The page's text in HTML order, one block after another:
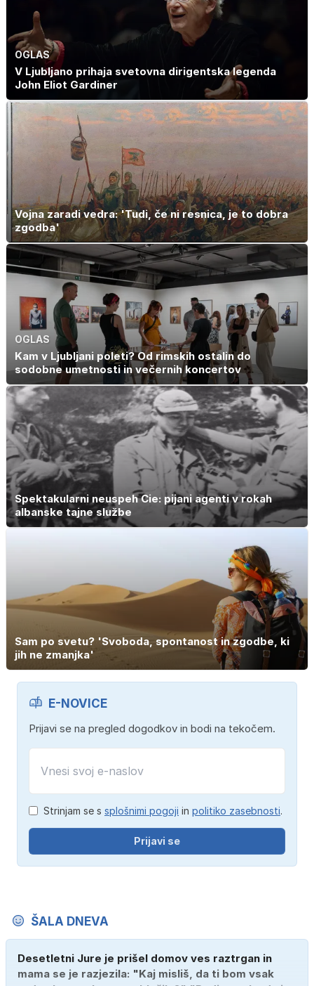
OGLAS
V Ljubljano prihaja svetovna dirigentska legenda
John Eliot Gardiner
Vojna zaradi vedra: 'Tudi, če ni resnica, je to dobra
zgodba'
OGLAS
Kam v Ljubljani poleti? Od rimskih ostalin do
sodobne umetnosti in večernih koncertov
Spektakularni neuspeh Cie: pijani agenti v rokah
albanske tajne službe
Sam po svetu? 'Svoboda, spontanost in zgodbe, ki
jih ne zmanjka'
E-NOVICE
Prijavi se na pregled dogodkov in bodi na tekočem.
Strinjam se s splošnimi pogoji in politiko zasebnosti.
Prijavi se
ŠALA DNEVA
Desetletni Jure je prišel domov ves raztrgan in
mama se je razjezila: "Kaj misliš, da ti bom vsak